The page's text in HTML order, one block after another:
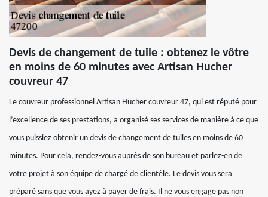
Devis de changement de tuile : obtenez le vôtre
en moins de 60 minutes avec Artisan Hucher
couvreur 47
Le couvreur professionnel Artisan Hucher couvreur 47, qui est réputé pour
l’excellence de ses prestations, a organisé ses services de manière à ce que
vous puissiez obtenir un devis de changement de tuiles en moins de 60
minutes. Pour cela, rendez-vous auprès de son bureau et parlez-en de
votre projet à son équipe de chargé de clientèle. Le devis vous sera
préparé sans que vous ayez à payer de frais. Il ne vous engage pas non